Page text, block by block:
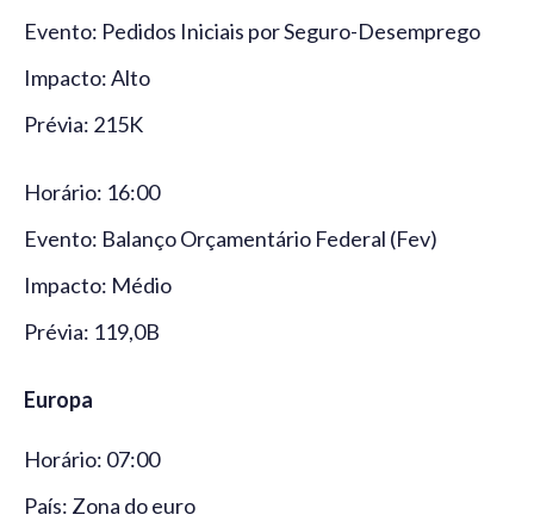
Evento: Pedidos Iniciais por Seguro-Desemprego
Impacto: Alto
Prévia: 215K
Horário: 16:00
Evento: Balanço Orçamentário Federal (Fev)
Impacto: Médio
Prévia: 119,0B
Europa
Horário: 07:00
País: Zona do euro